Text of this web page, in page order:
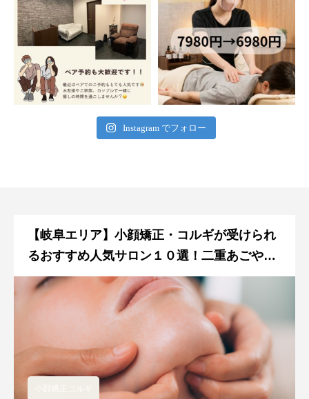
Instagram でフォロー
【岐阜エリア】小顔矯正・コルギが受けられ
るおすすめ人気サロン１０選！二重あごやエ
ラ張りを改善！